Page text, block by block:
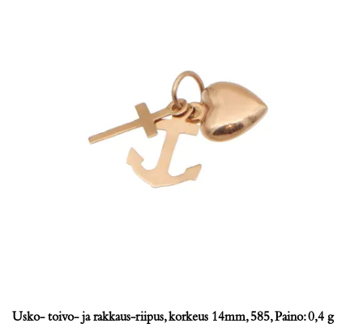
Usko- toivo- ja rakkaus-riipus, korkeus 14mm, 585, Paino: 0,4 g